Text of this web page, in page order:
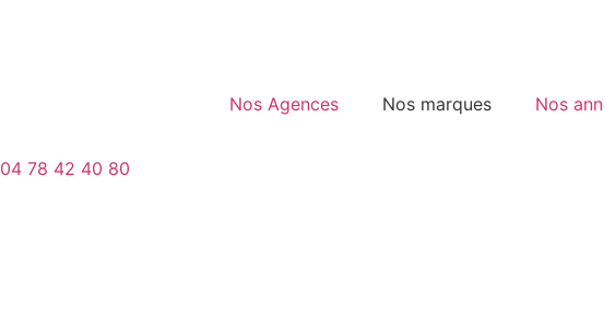
Nos Agences Nos marques Nos
04 78 42 40 80